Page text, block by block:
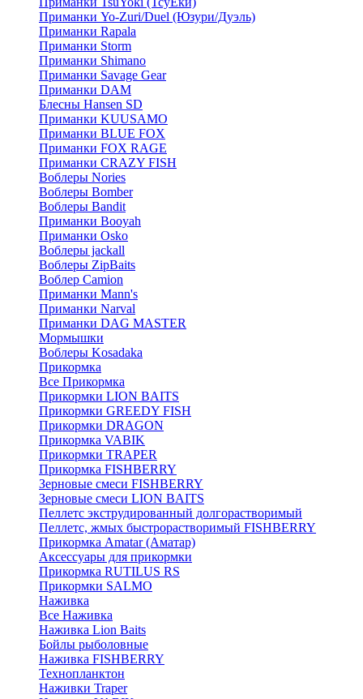
Приманки Yo-Zuri/Duel (Юзури/Дуэль)
Приманки Rapala
Приманки Storm
Приманки Shimano
Приманки Savage Gear
Приманки DAM
Блесны Hansen SD
Приманки KUUSAMO
Приманки BLUE FOX
Приманки FOX RAGE
Приманки CRAZY FISH
Воблеры Nories
Воблеры Bomber
Воблеры Bandit
Приманки Booyah
Приманки Osko
Воблеры jackall
Воблеры ZipBaits
Воблер Camion
Приманки Mann's
Приманки Narval
Приманки DAG MASTER
Мормышки
Воблеры Kosadaka
Прикормка
Все Прикормка
Прикормки LION BAITS
Прикормки GREEDY FISH
Прикормки DRAGON
Прикормка VABIK
Прикормки TRAPER
Прикормка FISHBERRY
Зерновые смеси FISHBERRY
Зерновые смеси LION BAITS
Пеллетс экструдированный долгорастворимый
Пеллетс, жмых быстрорастворимый FISHBERRY
Прикормка Amatar (Аматар)
Аксессуары для прикормки
Прикормка RUTILUS RS
Прикормки SALMO
Наживка
Все Наживка
Наживка Lion Baits
Бойлы рыболовные
Наживка FISHBERRY
Технопланктон
Наживки Traper